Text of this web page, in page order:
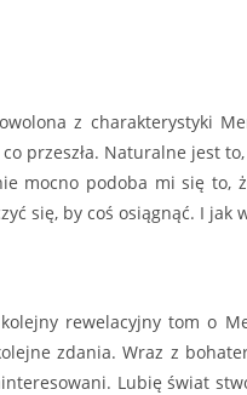
z charakterystyki
przeszła. Naturalne jest
mocno podoba mi się
się, by coś osiągnąć. I jak
rewelacyjny tom o
zdania. Wraz z
Lubię świat